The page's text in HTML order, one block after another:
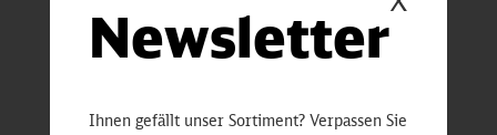
Newsletter
Ihnen gefällt unser Sortiment? Verpassen Sie